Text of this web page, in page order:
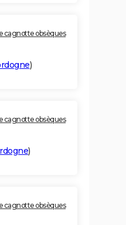
cagnotte obsèques
)
cagnotte obsèques
)
cagnotte obsèques